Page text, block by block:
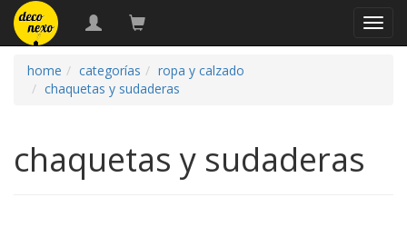
home categorías
ropa y calzado
chaquetas y sudaderas
chaquetas y sudaderas